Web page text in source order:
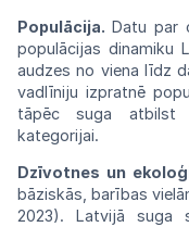
Populācija.Datu par
populācijas dinamiku
audzes no viena līdz
vadlīniju izpratnē
tāpēc suga atbilst
kategorijai.
Dzīvotnes un
bāziskās, barības
2023). Latvijā suga